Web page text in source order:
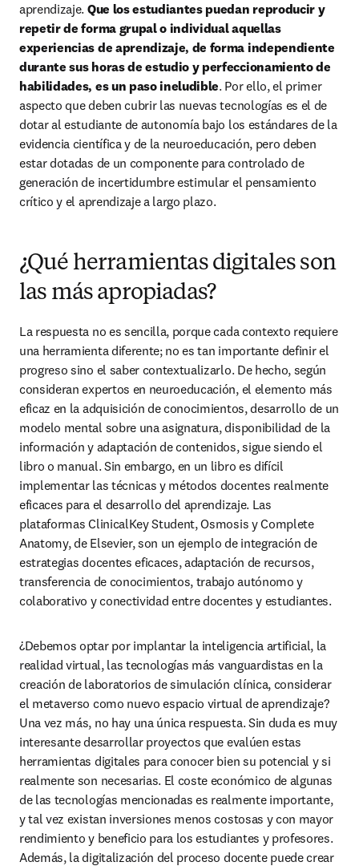
aprendizaje. Que los estudiantes puedan reproducir y
repetir de forma grupal o individual aquellas
experiencias de aprendizaje, de forma independiente
durante sus horas de estudio y perfeccionamiento de
habilidades, es un paso ineludible. Por ello, el primer
aspecto que deben cubrir las nuevas tecnologías es el de
dotar al estudiante de autonomía bajo los estándares de la
evidencia científica y de la neuroeducación, pero deben
estar dotadas de un componente para controlado de
generación de incertidumbre estimular el pensamiento
crítico y el aprendizaje a largo plazo.
¿Qué herramientas digitales son
las más apropiadas?
La respuesta no es sencilla, porque cada contexto requiere
una herramienta diferente; no es tan importante definir el
progreso sino el saber contextualizarlo. De hecho, según
consideran expertos en neuroeducación, el elemento más
eficaz en la adquisición de conocimientos, desarrollo de un
modelo mental sobre una asignatura, disponibilidad de la
información y adaptación de contenidos, sigue siendo el
libro o manual. Sin embargo, en un libro es difícil
implementar las técnicas y métodos docentes realmente
eficaces para el desarrollo del aprendizaje. Las
plataformas ClinicalKey Student, Osmosis y Complete
Anatomy, de Elsevier, son un ejemplo de integración de
estrategias docentes eficaces, adaptación de recursos,
transferencia de conocimientos, trabajo autónomo y
colaborativo y conectividad entre docentes y estudiantes.
¿Debemos optar por implantar la inteligencia artificial, la
realidad virtual, las tecnologías más vanguardistas en la
creación de laboratorios de simulación clínica, considerar
el metaverso como nuevo espacio virtual de aprendizaje?
Una vez más, no hay una única respuesta. Sin duda es muy
interesante desarrollar proyectos que evalúen estas
herramientas digitales para conocer bien su potencial y si
realmente son necesarias. El coste económico de algunas
de las tecnologías mencionadas es realmente importante,
y tal vez existan inversiones menos costosas y con mayor
rendimiento y beneficio para los estudiantes y profesores.
Además, la digitalización del proceso docente puede crear